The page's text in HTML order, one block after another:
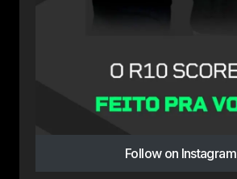
Follow on Instagram